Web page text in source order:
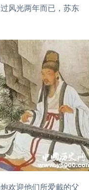
风光两年而已，苏东
欢迎他们所爱戴的父